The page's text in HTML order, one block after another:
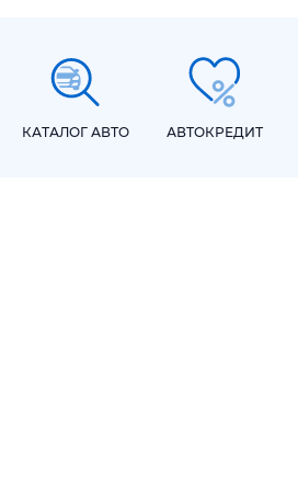
КАТАЛОГ АВТО АВТОКРЕДИТ